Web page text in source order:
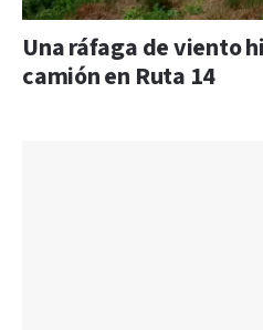
Una ráfaga de viento
camión en Ruta 14